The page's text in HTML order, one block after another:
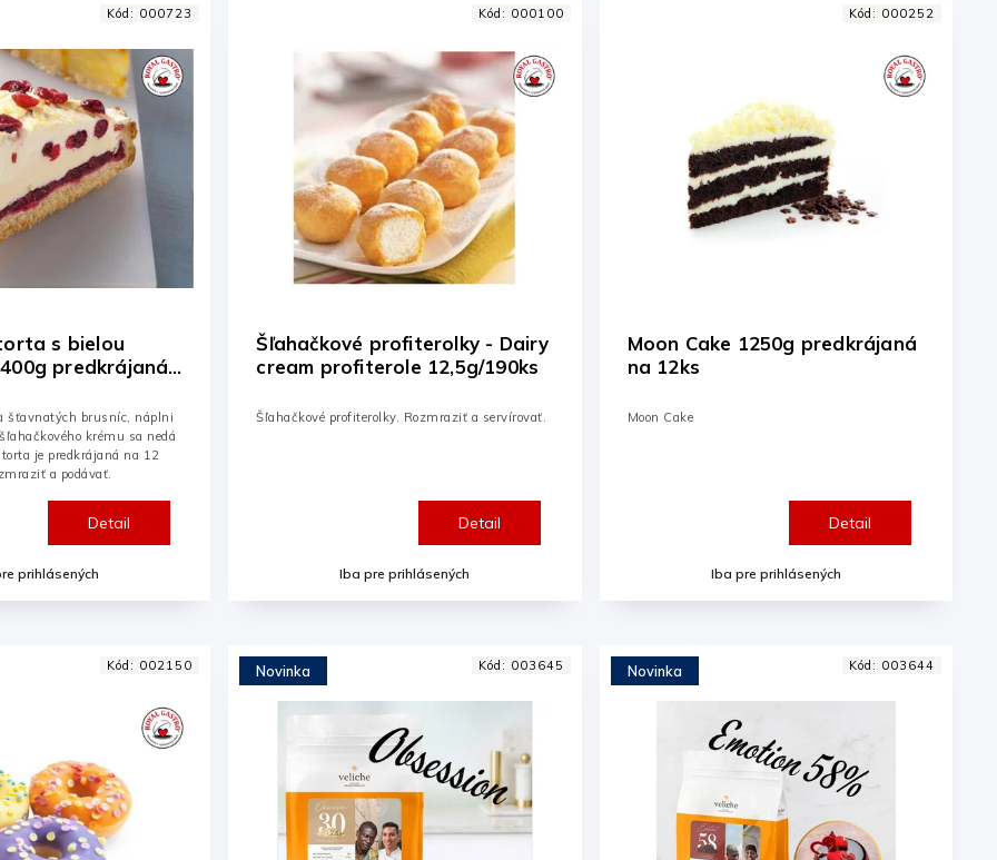
s bielou
predkrájaná
prihlásených
Detail
šťavnatých brusníc, náplni
krému sa nedá
je predkrájaná na 12
a podávať.
Kód: 000723
Šľahačkové profiterolky - Dairy
cream profiterole 12,5g/190ks
Iba pre prihlásených
Detail
Šľahačkové profiterolky. Rozmraziť a servírovať.
Kód: 000100
Moon Cake 1250g predkrájaná
na 12ks
Iba pre prihlásených
Detail
Moon Cake
Kód: 000252
Kód: 002150 Novinka Kód: 003645 Novinka Kód: 003644